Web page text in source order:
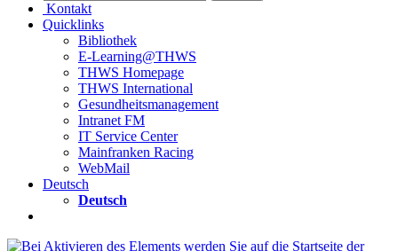
Kontakt
Quicklinks
Bibliothek
E-Learning@THWS
THWS Homepage
THWS International
Gesundheitsmanagement
Intranet FM
IT Service Center
Mainfranken Racing
WebMail
Deutsch
Deutsch